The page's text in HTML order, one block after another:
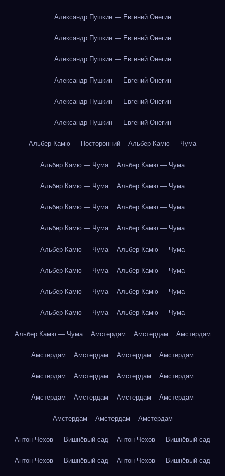
Александр Пушкин — Евгений Онегин
Александр Пушкин — Евгений Онегин
Александр Пушкин — Евгений Онегин
Александр Пушкин — Евгений Онегин
Александр Пушкин — Евгений Онегин
Александр Пушкин — Евгений Онегин
Альбер Камю — Посторонний Альбер Камю — Чума
Альбер Камю — Чума Альбер Камю — Чума
Альбер Камю — Чума Альбер Камю — Чума
Альбер Камю — Чума Альбер Камю — Чума
Альбер Камю — Чума Альбер Камю — Чума
Альбер Камю — Чума Альбер Камю — Чума
Альбер Камю — Чума Альбер Камю — Чума
Альбер Камю — Чума Альбер Камю — Чума
Альбер Камю — Чума Альбер Камю — Чума
Альбер Камю — Чума Амстердам Амстердам Амстердам
Амстердам Амстердам Амстердам Амстердам
Амстердам Амстердам Амстердам Амстердам
Амстердам Амстердам Амстердам Амстердам
Амстердам Амстердам Амстердам
Антон Чехов — Вишнёвый сад Антон Чехов — Вишнёвый сад
Антон Чехов — Вишнёвый сад Антон Чехов — Вишнёвый сад